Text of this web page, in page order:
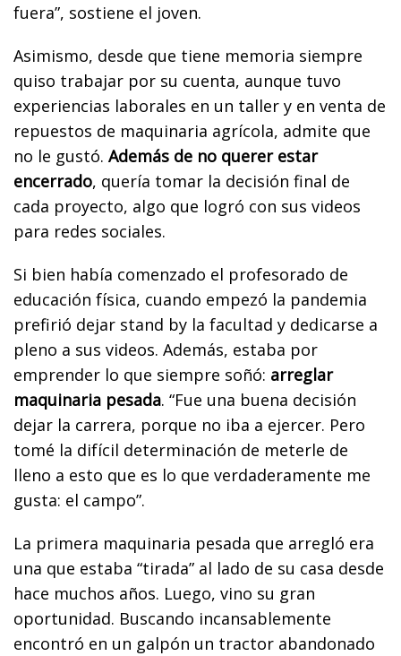
fuera”, sostiene el joven.
Asimismo, desde que tiene memoria siempre
quiso trabajar por su cuenta, aunque tuvo
experiencias laborales en un taller y en venta de
repuestos de maquinaria agrícola, admite que
no le gustó. Además de no querer estar
encerrado, quería tomar la decisión final de
cada proyecto, algo que logró con sus videos
para redes sociales.
Si bien había comenzado el profesorado de
educación física, cuando empezó la pandemia
prefirió dejar stand by la facultad y dedicarse a
pleno a sus videos. Además, estaba por
emprender lo que siempre soñó: arreglar
maquinaria pesada. “Fue una buena decisión
dejar la carrera, porque no iba a ejercer. Pero
tomé la difícil determinación de meterle de
lleno a esto que es lo que verdaderamente me
gusta: el campo”.
La primera maquinaria pesada que arregló era
una que estaba “tirada” al lado de su casa desde
hace muchos años. Luego, vino su gran
oportunidad. Buscando incansablemente
encontró en un galpón un tractor abandonado